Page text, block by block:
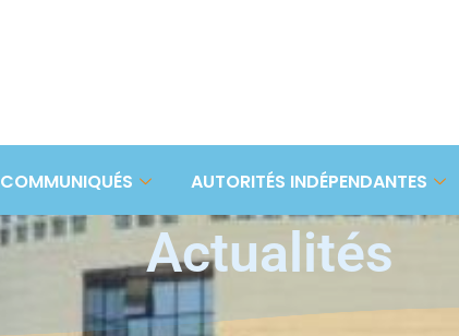
COMMUNIQUÉS AUTORITÉS INDÉPENDANTES
Actualités